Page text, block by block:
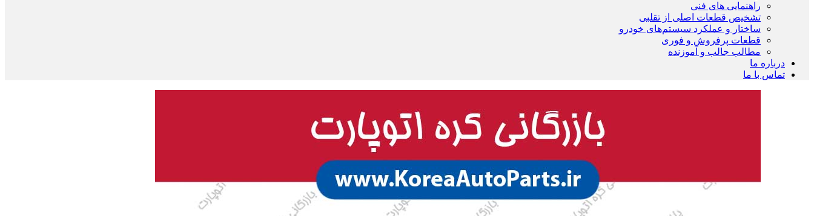
راهنمایی های فنی
تشخیص قطعات اصلی از تقلبی
ساختار و عملکرد سیستم‌های خودرو
قطعات پرفروش و فوری
مطالب جالب و آموزنده
درباره ما
تماس با ما